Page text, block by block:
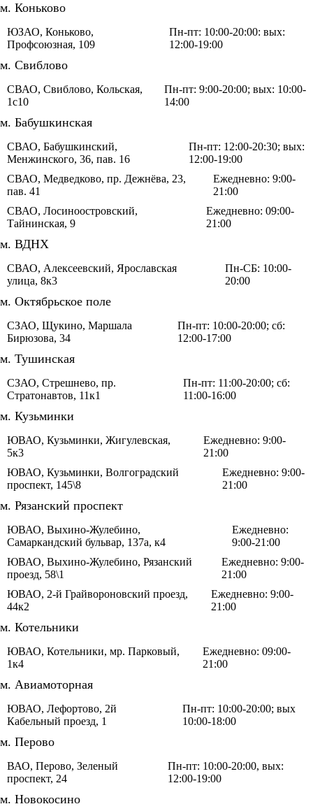
м. Коньково
ЮЗАО, Коньково,
Профсоюзная, 109
Пн-пт: 10:00-20:00: вых:
12:00-19:00
м. Свиблово
СВАО, Свиблово, Кольская,
1с10
Пн-пт: 9:00-20:00; вых: 10:00-
14:00
м. Бабушкинская
СВАО, Бабушкинский,
Менжинского, 36, пав. 16
Пн-пт: 12:00-20:30; вых:
12:00-19:00
СВАО, Медведково, пр. Дежнёва, 23,
пав. 41
Ежедневно: 9:00-
21:00
СВАО, Лосиноостровский,
Тайнинская, 9
Ежедневно: 09:00-
21:00
м. ВДНХ
СВАО, Алексеевский, Ярославская
улица, 8к3
Пн-СБ: 10:00-
20:00
м. Октябрьское поле
СЗАО, Щукино, Маршала
Бирюзова, 34
Пн-пт: 10:00-20:00; сб:
12:00-17:00
м. Тушинская
СЗАО, Стрешнево, пр.
Стратонавтов, 11к1
Пн-пт: 11:00-20:00; сб:
11:00-16:00
м. Кузьминки
ЮВАО, Кузьминки, Жигулевская,
5к3
Ежедневно: 9:00-
21:00
ЮВАО, Кузьминки, Волгоградский
проспект, 145\8
Ежедневно: 9:00-
21:00
м. Рязанский проспект
ЮВАО, Выхино-Жулебино,
Самаркандский бульвар, 137а, к4
Ежедневно:
9:00-21:00
ЮВАО, Выхино-Жулебино, Рязанский
проезд, 58\1
Ежедневно: 9:00-
21:00
ЮВАО, 2-й Грайвороновский проезд,
44к2
Ежедневно: 9:00-
21:00
м. Котельники
ЮВАО, Котельники, мр. Парковый,
1к4
Ежедневно: 09:00-
21:00
м. Авиамоторная
ЮВАО, Лефортово, 2й
Кабельный проезд, 1
Пн-пт: 10:00-20:00; вых
10:00-18:00
м. Перово
ВАО, Перово, Зеленый
проспект, 24
Пн-пт: 10:00-20:00, вых:
12:00-19:00
м. Новокосино